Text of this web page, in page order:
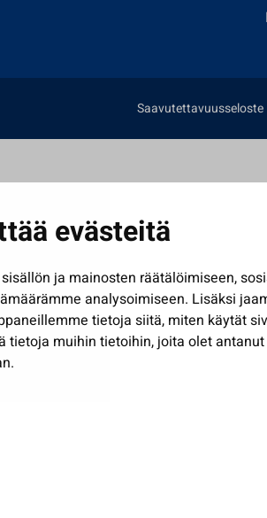
evästeitä
ja mainosten räätälöimiseen,
analysoimiseen. Lisäksi
tietoja siitä, miten käytät
tietoja muihin tietoihin, joita olet
Saavutettavuusseloste